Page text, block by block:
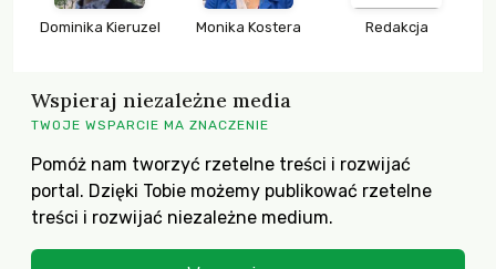
Dominika Kieruzel Monika Kostera Redakcja
Wspieraj niezależne media
TWOJE WSPARCIE MA ZNACZENIE
Pomóż nam tworzyć rzetelne treści i rozwijać
portal. Dzięki Tobie możemy publikować rzetelne
treści i rozwijać niezależne medium.